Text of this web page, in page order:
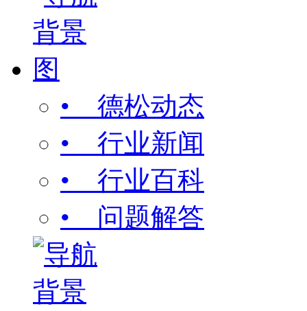
• 德松动态
• 行业新闻
• 行业百科
• 问题解答